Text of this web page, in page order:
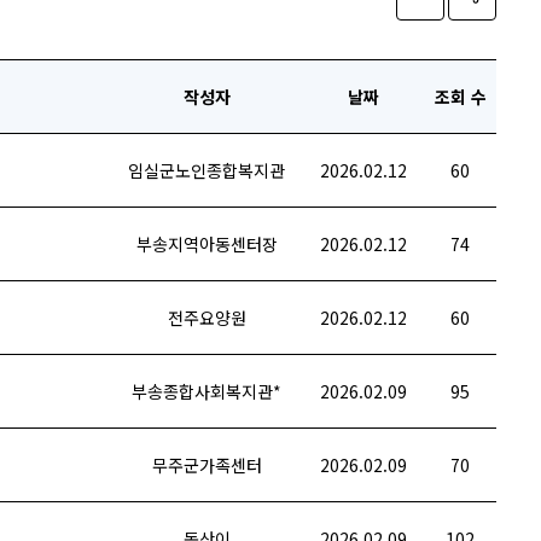
작성자 날짜 조회 수
임실군노인종합복지관 2026.02.12 60
부송지역아동센터장 2026.02.12 74
전주요양원 2026.02.12 60
부송종합사회복지관* 2026.02.09 95
무주군가족센터 2026.02.09 70